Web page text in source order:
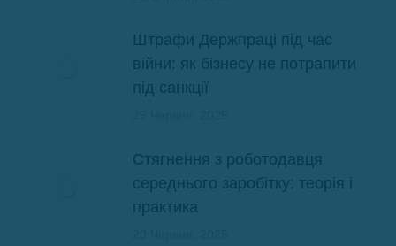
Штрафи Держпраці під час
війни: як бізнесу не потрапити
під санкції
Стягнення з роботодавця
середнього заробітку: теорія і
практика